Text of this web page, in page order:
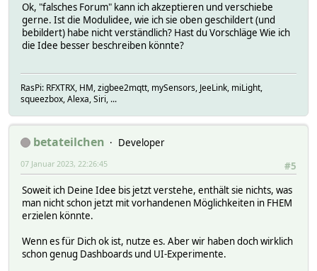
Ok, "falsches Forum" kann ich akzeptieren und verschiebe
gerne. Ist die Modulidee, wie ich sie oben geschildert (und
bebildert) habe nicht verständlich? Hast du Vorschläge Wie ich
die Idee besser beschreiben könnte?
RasPi: RFXTRX, HM, zigbee2mqtt, mySensors, JeeLink, miLight,
squeezbox, Alexa, Siri, ...
betateilchen
Developer
#5
07 Januar 2023, 22:26:45
Soweit ich Deine Idee bis jetzt verstehe, enthält sie nichts, was
man nicht schon jetzt mit vorhandenen Möglichkeiten in FHEM
erzielen könnte.
Wenn es für Dich ok ist, nutze es. Aber wir haben doch wirklich
schon genug Dashboards und UI-Experimente.